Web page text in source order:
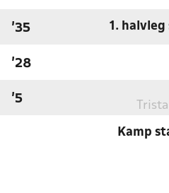
'35 1. halvleg
'28
'5
Kamp